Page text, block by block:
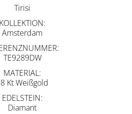
Tirisi
KOLLEKTION
Amsterdam
TE9289DW
MATERIAL
Kt Weißgold
EDELSTEIN
Diamant